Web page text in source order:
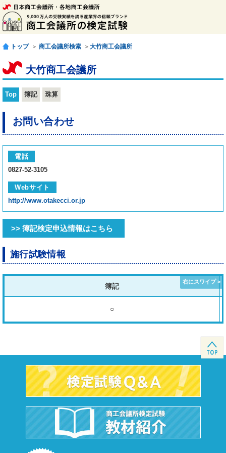
トップ ＞ 商工会議所検索 ＞ 大竹商工会議所
大竹商工会議所
Top 簿記 珠算
お問い合わせ
電話
0827-52-3105
Webサイト
http://www.otakecci.or.jp
>> 簿記検定申込情報はこちら
施行試験情報
簿記
○